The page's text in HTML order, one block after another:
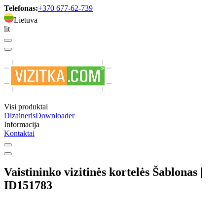
Telefonas:+370 677-62-739
Lietuva
lit
Visi produktai
DizainerisDownloader
Informacija
Kontaktai
Vaistininko vizitinės kortelės Šablonas |
ID151783